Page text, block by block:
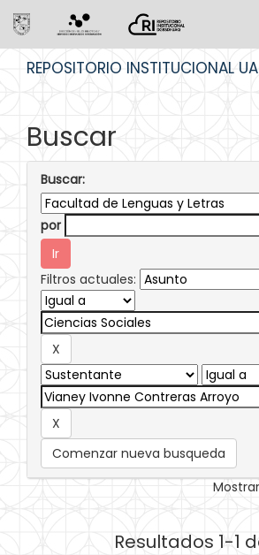
REPOSITORIO INSTITUCIONAL
Buscar
Buscar:
por
Filtros actuales:
Comenzar nueva busqueda
Resultados 1-1